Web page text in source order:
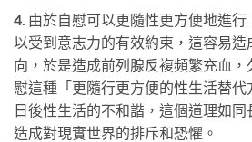
4. 由於自慰可以更隨性更方便地進
以受到意志力的有效約束，這容易
向，於是造成前列腺反複頻繁充血，
慰這種「更隨行更方便的性生活替
日後性生活的不和諧，這個道理如
造成對現實世界的排斥和恐懼。